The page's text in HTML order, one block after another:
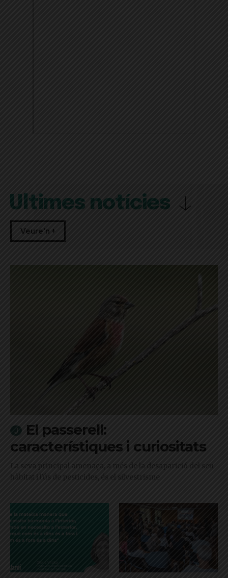
Últimes notícies
Veure'n +
El passerell:
característiques i curiositats
La seva principal amenaça, a més de la desaparició del seu
hàbitat i l'ús de pesticides, és el silvestrisme